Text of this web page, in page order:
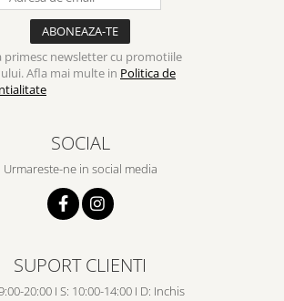
primesc newsletter cu promotiile
Afla mai multe in Politica de
SOCIAL
Urmareste-ne in social media
SUPORT CLIENTI
20:00 I S: 10:00-14:00 I D: Inchis